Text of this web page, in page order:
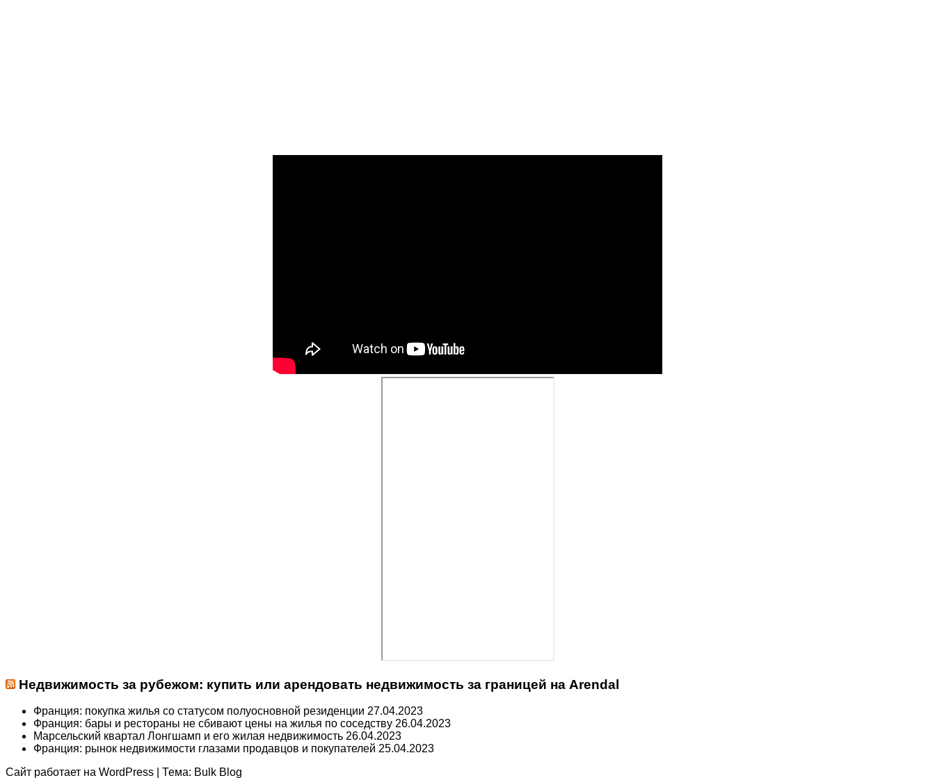
Недвижимость за рубежом: купить или арендовать недвижимость за границей на Arendal
Франция: покупка жилья со статусом полуосновной резиденции 27.04.2023
Франция: бары и рестораны не сбивают цены на жилья по соседству 26.04.2023
Марсельский квартал Лонгшамп и его жилая недвижимость 26.04.2023
Франция: рынок недвижимости глазами продавцов и покупателей 25.04.2023
Сайт работает на WordPress Тема: Bulk Blog